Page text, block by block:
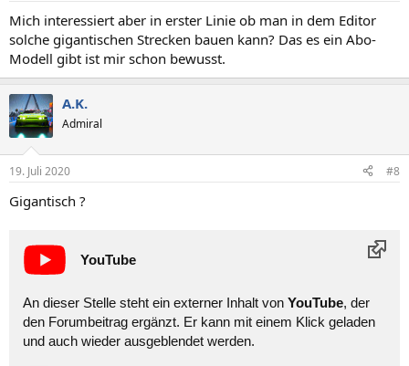
Mich interessiert aber in erster Linie ob man in dem Editor
solche gigantischen Strecken bauen kann? Das es ein Abo-
Modell gibt ist mir schon bewusst.
A.K.
Admiral
19. Juli 2020 #8
Gigantisch ?
YouTube
An dieser Stelle steht ein externer Inhalt von YouTube, der
den Forumbeitrag ergänzt. Er kann mit einem Klick geladen
und auch wieder ausgeblendet werden.